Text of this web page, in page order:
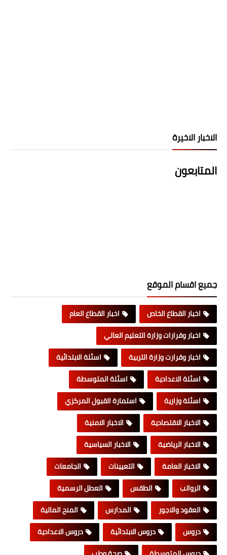
الاخبار الاخيرة
المتابعون
جميع اقسام الموقع
اخبار القطاع الخاص
اخبار القطاع العام
اخبار وقرارات وزارة التعليم العالي
اخبار وقرارت وزارة التربية
اسئلة الابتدائية
اسئلة الاعدادية
اسئلة المتوسطة
اسئلة وزارية
استمارة القبول المركزي
الاخبار الاقتصادية
الاخبار الامنية
الاخبار الرياضية
الاخبار السياسية
الاخبار العامة
التعيينات
الجامعات
الرواتب
الطقس
العطل الرسمية
العقود والاجور
المدارس
المنح المالية
دروس
دروس الابتدائية
دروس الاعدادية